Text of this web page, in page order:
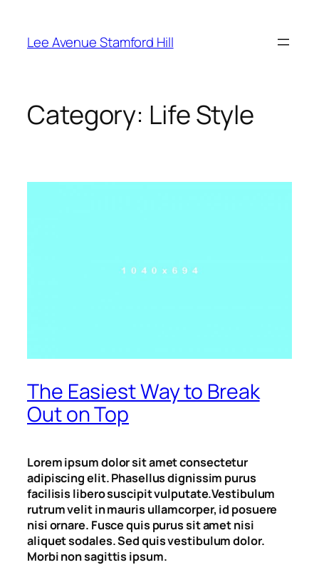
content
Lee Avenue Stamford Hill
Category: Life Style
The Easiest Way to Break
Out on Top
Lorem ipsum dolor sit amet consectetur
adipiscing elit. Phasellus dignissim purus
facilisis libero suscipit vulputate.Vestibulum
rutrum velit in mauris ullamcorper, id posuere
nisi ornare. Fusce quis purus sit amet nisi
aliquet sodales. Sed quis vestibulum dolor.
Morbi non sagittis ipsum.